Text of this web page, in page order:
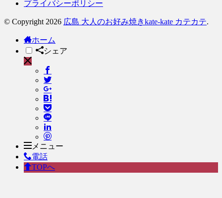
プライバシーポリシー
© Copyright 2026 広島 大人のお好み焼きkate-kate カテカテ.
ホーム
シェア
メニュー
電話
TOPへ